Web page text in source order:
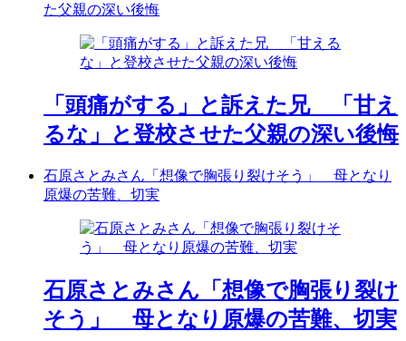
た父親の深い後悔
「頭痛がする」と訴えた兄 「甘え
るな」と登校させた父親の深い後悔
石原さとみさん「想像で胸張り裂けそう」 母となり
原爆の苦難、切実
石原さとみさん「想像で胸張り裂け
そう」 母となり原爆の苦難、切実